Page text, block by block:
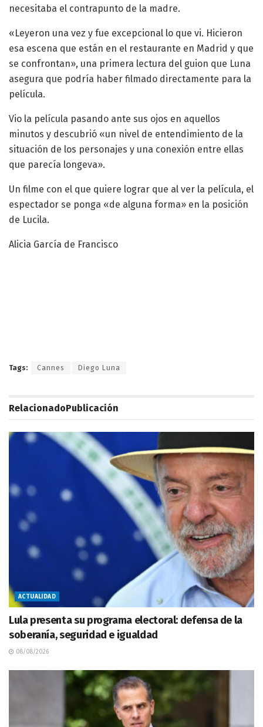
necesitaba el contrapunto de la madre.
«Leyeron una vez y fue excepcional lo que vi. Hicieron
esa escena que están en el restaurante en Madrid y que
se confrontan», una primera lectura del guion que Luna
asegura que podría haber filmado directamente para la
película.
Vio la película pasando ante sus ojos en aquellos
minutos y descubrió «un nivel de entendimiento de la
situación de los personajes y una conexión entre ellas
que parecía longeva».
Un filme con el que quiere lograr que al ver la película, el
espectador se ponga «de alguna forma» en la posición
de Lucila.
Alicia García de Francisco
Tags: Cannes Diego Luna
RelacionadoPublicación
ACTUALIDAD
Lula presenta su programa electoral: defensa de la
soberanía, seguridad e igualdad
08/08/2026